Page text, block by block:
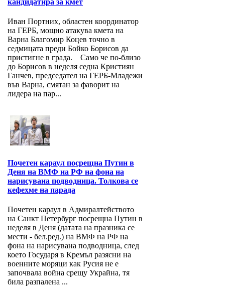
кандидатира за кмет
Иван Портних, областен координатор
на ГЕРБ, мощно атакува кмета на
Варна Благомир Коцев точно в
седмицата преди Бойко Борисов да
пристигне в града. Само че по-близо
до Борисов в неделя седна Кристиян
Ганчев, председател на ГЕРБ-Младежи
във Варна, смятан за фаворит на
лидера на пар...
Почетен караул посрещна Путин в
Деня на ВМФ на РФ на фона на
нарисувана подводница. Толкова се
кефехме на парада
Почетен караул в Адмиралтейството
на Санкт Петербург посрещна Путин в
неделя в Деня (датата на празника се
мести - бел.ред.) на ВМФ на РФ на
фона на нарисувана подводница, след
което Государя в Кремъл разясни на
военните моряци как Русия не е
започвала война срещу Украйна, тя
била разпалена ...